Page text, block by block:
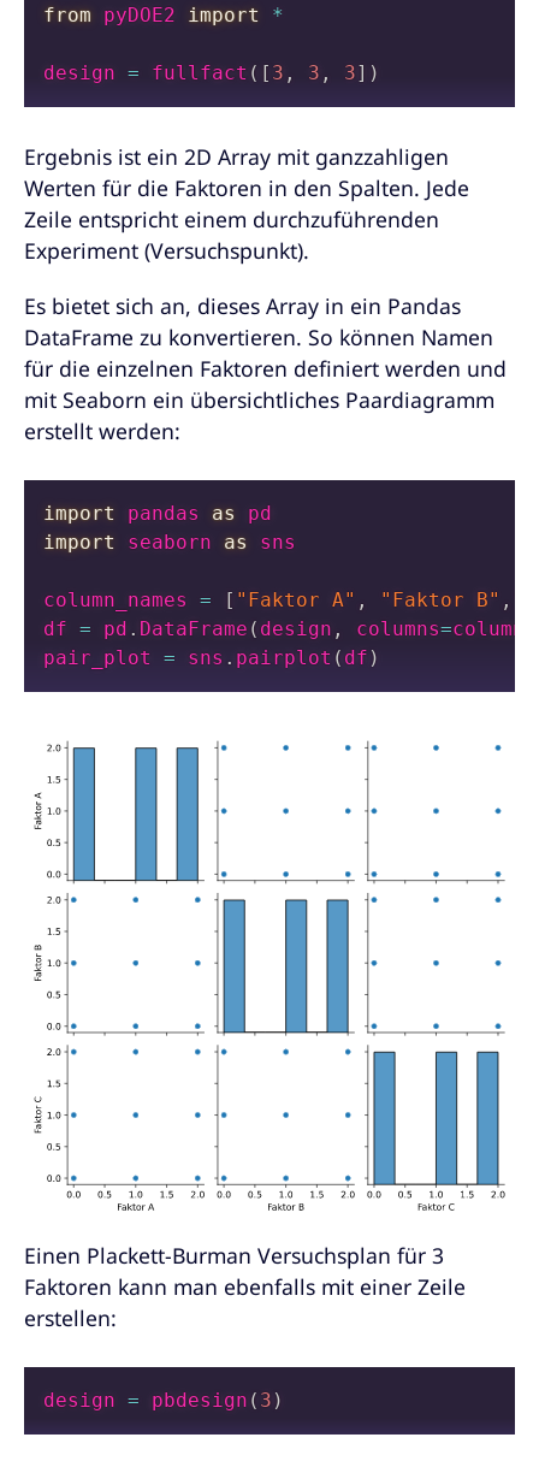
from pyDOE2 import *
design = fullfact ( [ 3 , 3 , 3] )
Ergebnis ist ein 2D Array mit ganzzahligen
Werten für die Faktoren in den Spalten. Jede
Zeile entspricht einem durchzuführenden
Experiment (Versuchspunkt).
Es bietet sich an, dieses Array in ein Pandas
DataFrame zu konvertieren. So können Namen
für die einzelnen Faktoren definiert werden und
mit Seaborn ein übersichtliches Paardiagramm
erstellt werden:
import pandas as
import seaborn as sns
column_names = [ "Faktor A" , "Faktor B" ,
df = pd . DataFrame ( design , columns=
pair_plot = sns . pairplot ( df )
Einen Plackett-Burman Versuchsplan für 3
Faktoren kann man ebenfalls mit einer Zeile
erstellen:
design = pbdesign ( 3 )